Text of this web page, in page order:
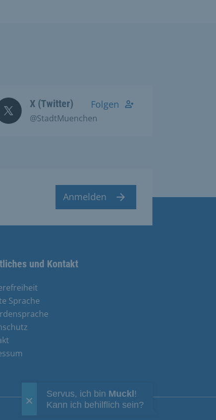
X (Twitter)
@StadtMuenchen
Folgen
Anmelden
und Kontakt
Sprache
Servus, ich bin Muckl!
Kann ich behilflich sein?